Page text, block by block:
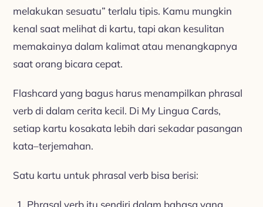
melakukan sesuatu” terlalu tipis. Kamu mungkin
kenal saat melihat di kartu, tapi akan kesulitan
memakainya dalam kalimat atau menangkapnya
saat orang bicara cepat.
Flashcard yang bagus harus menampilkan phrasal
verb di dalam cerita kecil. Di My Lingua Cards,
setiap kartu kosakata lebih dari sekadar pasangan
kata–terjemahan.
Satu kartu untuk phrasal verb bisa berisi:
Phrasal verb itu sendiri dalam bahasa yang